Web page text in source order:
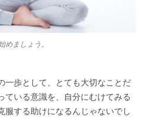
ましょう。
一歩として、とても大切なことだ
ている意識を、自分にむけてみる
服する助けになるんじゃないでし